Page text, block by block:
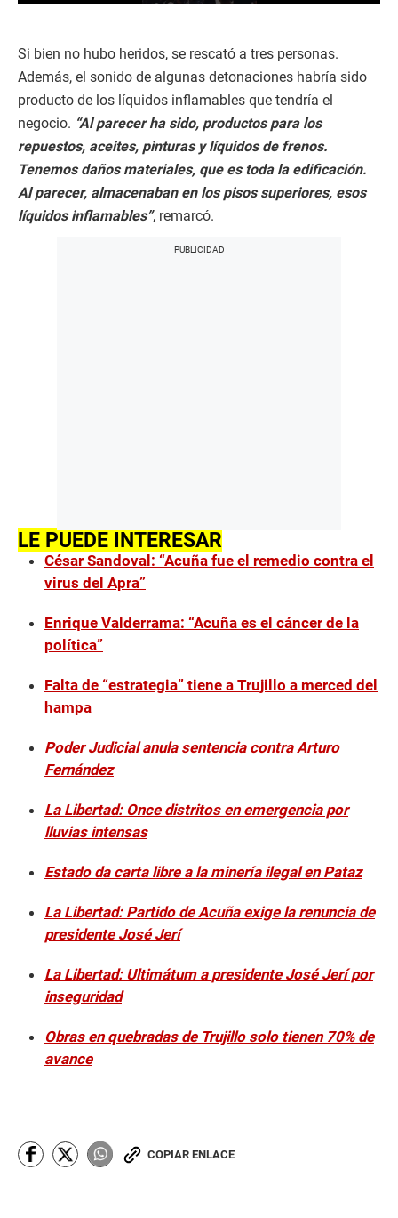
c
n
d
s
o
2
m
n
u
t
Si bien no hubo heridos, se rescató a tres personas.
Además, el sonido de algunas detonaciones habría sido
producto de los líquidos inflamables que tendría el
negocio. “Al parecer ha sido, productos para los
repuestos, aceites, pinturas y líquidos de frenos.
Tenemos daños materiales, que es toda la edificación.
Al parecer, almacenaban en los pisos superiores, esos
líquidos inflamables”, remarcó.
LE PUEDE INTERESAR
César Sandoval: “Acuña fue el remedio contra el
virus del Apra”
Enrique Valderrama: “Acuña es el cáncer de la
política”
Falta de “estrategia” tiene a Trujillo a merced del
hampa
Poder Judicial anula sentencia contra Arturo
Fernández
La Libertad: Once distritos en emergencia por
lluvias intensas
Estado da carta libre a la minería ilegal en Pataz
La Libertad: Partido de Acuña exige la renuncia de
presidente José Jerí
La Libertad: Ultimátum a presidente José Jerí por
inseguridad
Obras en quebradas de Trujillo solo tienen 70% de
avance
COPIAR ENLACE